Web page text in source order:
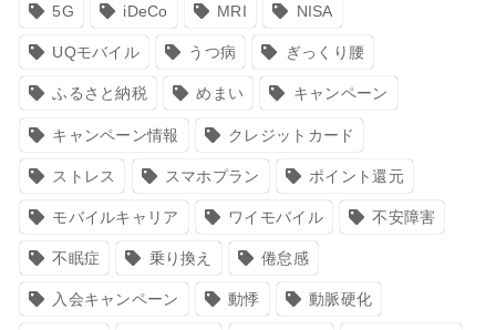
5G iDeCo MRI NISA
UQモバイル うつ病 ぎっくり腰
ふるさと納税 めまい キャンペーン
キャンペーン情報 クレジットカード
ストレス スマホプラン ポイント還元
モバイルキャリア ワイモバイル 不安障害
不眠症 乗り換え 倦怠感
入会キャンペーン 動悸 動脈硬化